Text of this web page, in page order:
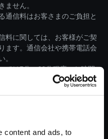
content and ads, to
ません。
通信料はお客さまのご負担と
料に関しては、お客様がご契
ます。通信会社や携帯電話会
。
ては5分～60分程度のお時間
ンロードの際には、通信環境